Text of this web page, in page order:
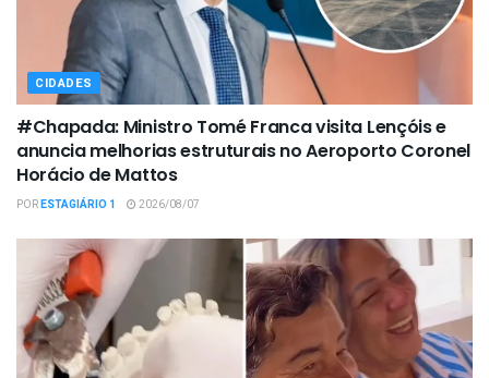
CIDADES
#Chapada: Ministro Tomé Franca visita Lençóis e
anuncia melhorias estruturais no Aeroporto Coronel
Horácio de Mattos
PORESTAGIÁRIO 1 2026/08/07